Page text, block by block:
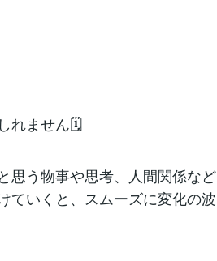
れません🗓
思う物事や思考、人間関係など
ていくと、スムーズに変化の波